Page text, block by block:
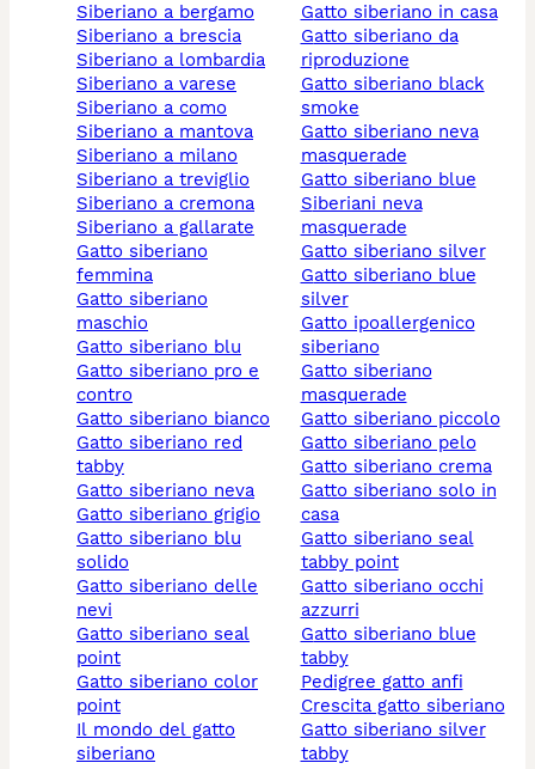
siberiano a bergamo
siberiano a brescia
siberiano a lombardia
siberiano a varese
siberiano a como
siberiano a mantova
siberiano a milano
siberiano a treviglio
siberiano a cremona
siberiano a gallarate
gatto siberiano
femmina
gatto siberiano
maschio
gatto siberiano blu
gatto siberiano pro e
contro
gatto siberiano bianco
gatto siberiano red
tabby
gatto siberiano neva
gatto siberiano grigio
gatto siberiano blu
solido
gatto siberiano delle
nevi
gatto siberiano seal
point
gatto siberiano color
point
il mondo del gatto
siberiano
gatto siberiano in casa
gatto siberiano da
riproduzione
gatto siberiano black
smoke
gatto siberiano neva
masquerade
gatto siberiano blue
siberiani neva
masquerade
gatto siberiano silver
gatto siberiano blue
silver
gatto ipoallergenico
siberiano
gatto siberiano
masquerade
gatto siberiano piccolo
gatto siberiano pelo
gatto siberiano crema
gatto siberiano solo in
casa
gatto siberiano seal
tabby point
gatto siberiano occhi
azzurri
gatto siberiano blue
tabby
pedigree gatto anfi
crescita gatto siberiano
gatto siberiano silver
tabby